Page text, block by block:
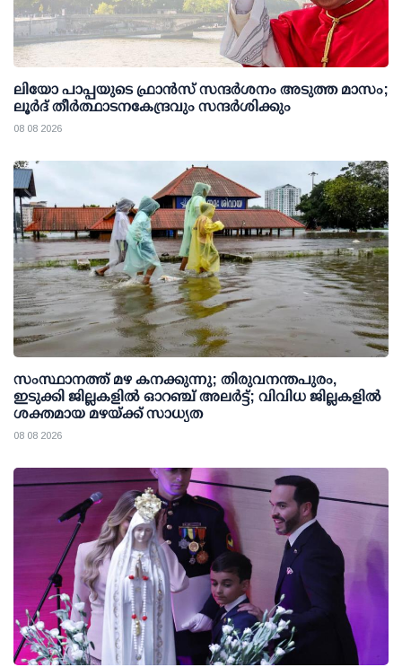
ലിയോ പാപ്പയുടെ ഫ്രാൻസ് സന്ദർശനം അടുത്ത മാസം;
ലൂർദ് തീർത്ഥാടനകേന്ദ്രവും സന്ദർശിക്കും
08 08 2026
സംസ്ഥാനത്ത് മഴ കനക്കുന്നു; തിരുവനന്തപുരം,
ഇടുക്കി ജില്ലകളിൽ ഓറഞ്ച് അലർട്ട്; വിവിധ ജില്ലകളിൽ
ശക്തമായ മഴയ്ക്ക് സാധ്യത
08 08 2026